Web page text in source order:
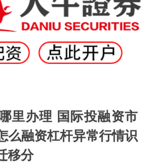
里办理 国际投融资市
么融资杠杆异常行情识
移分